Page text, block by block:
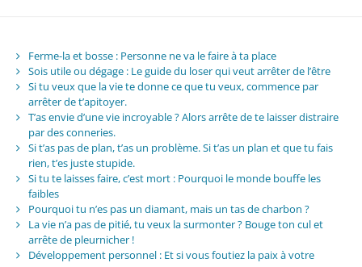
Ferme-la et bosse : Personne ne va le faire à ta place
Sois utile ou dégage : Le guide du loser qui veut arrêter de l’être
Si tu veux que la vie te donne ce que tu veux, commence par
arrêter de t’apitoyer.
T’as envie d’une vie incroyable ? Alors arrête de te laisser distraire
par des conneries.
Si t’as pas de plan, t’as un problème. Si t’as un plan et que tu fais
rien, t’es juste stupide.
Si tu te laisses faire, c’est mort : Pourquoi le monde bouffe les
faibles
Pourquoi tu n’es pas un diamant, mais un tas de charbon ?
La vie n’a pas de pitié, tu veux la surmonter ? Bouge ton cul et
arrête de pleurnicher !
Développement personnel : Et si vous foutiez la paix à votre